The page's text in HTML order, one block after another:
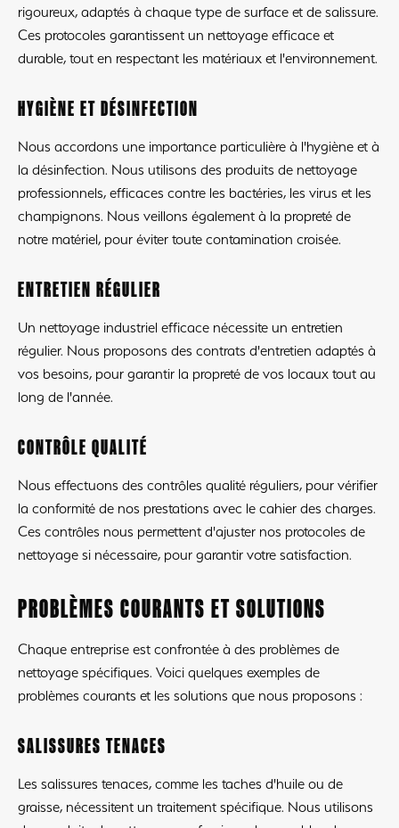
rigoureux, adaptés à chaque type de surface et de salissure.
Ces protocoles garantissent un nettoyage efficace et
durable, tout en respectant les matériaux et l'environnement.
HYGIÈNE ET DÉSINFECTION
Nous accordons une importance particulière à l'hygiène et à
la désinfection. Nous utilisons des produits de nettoyage
professionnels, efficaces contre les bactéries, les virus et les
champignons. Nous veillons également à la propreté de
notre matériel, pour éviter toute contamination croisée.
ENTRETIEN RÉGULIER
Un nettoyage industriel efficace nécessite un entretien
régulier. Nous proposons des contrats d'entretien adaptés à
vos besoins, pour garantir la propreté de vos locaux tout au
long de l'année.
CONTRÔLE QUALITÉ
Nous effectuons des contrôles qualité réguliers, pour vérifier
la conformité de nos prestations avec le cahier des charges.
Ces contrôles nous permettent d'ajuster nos protocoles de
nettoyage si nécessaire, pour garantir votre satisfaction.
PROBLÈMES COURANTS ET SOLUTIONS
Chaque entreprise est confrontée à des problèmes de
nettoyage spécifiques. Voici quelques exemples de
problèmes courants et les solutions que nous proposons :
SALISSURES TENACES
Les salissures tenaces, comme les taches d'huile ou de
graisse, nécessitent un traitement spécifique. Nous utilisons